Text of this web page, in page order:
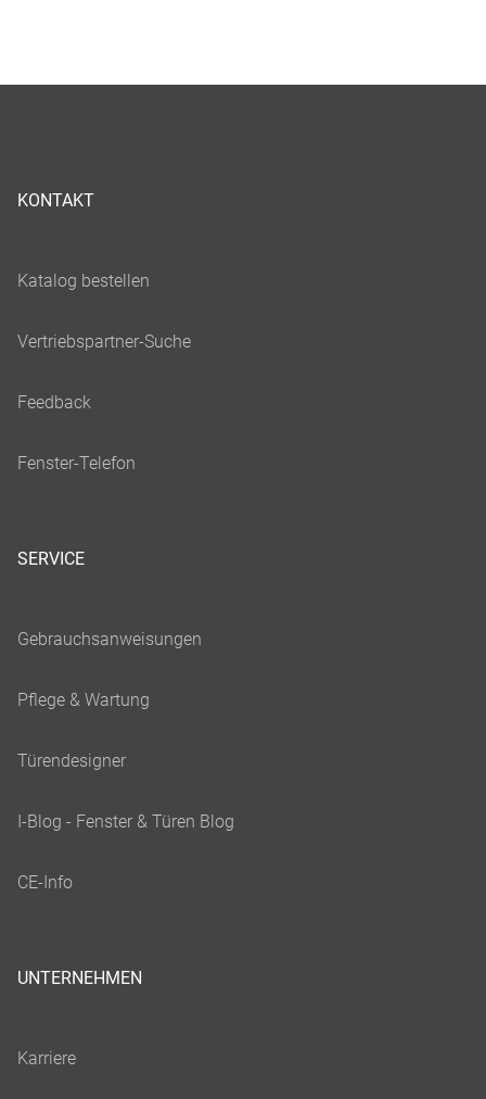
KONTAKT
SERVICE
UNTERNEHMEN